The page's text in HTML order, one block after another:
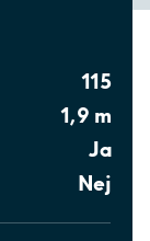
115
1,9 m
Ja
Nej